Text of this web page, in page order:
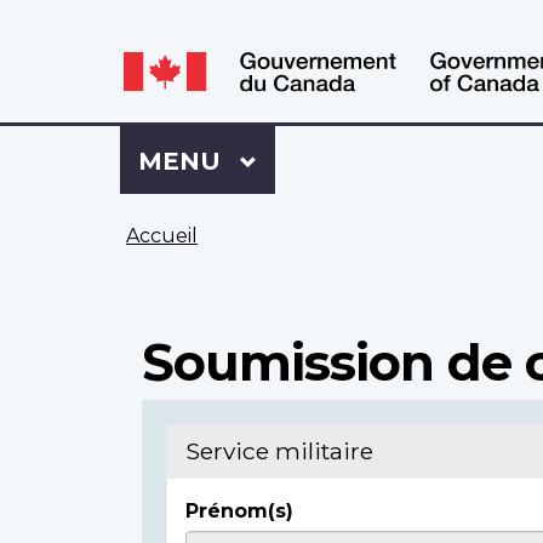
Language
switcher
Language
switcher
Se
connecter
à
Dossier
Menu
MENU PRINCIPAL
Accueil
Soumission de
Service militaire
Prénom(s)